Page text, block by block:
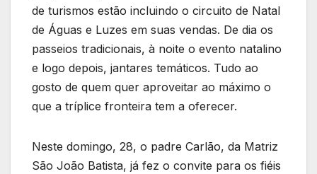
de turismos estão incluindo o circuito de Natal
de Águas e Luzes em suas vendas. De dia os
passeios tradicionais, à noite o evento natalino
e logo depois, jantares temáticos. Tudo ao
gosto de quem quer aproveitar ao máximo o
que a tríplice fronteira tem a oferecer.
Neste domingo, 28, o padre Carlão, da Matriz
São João Batista, já fez o convite para os fiéis